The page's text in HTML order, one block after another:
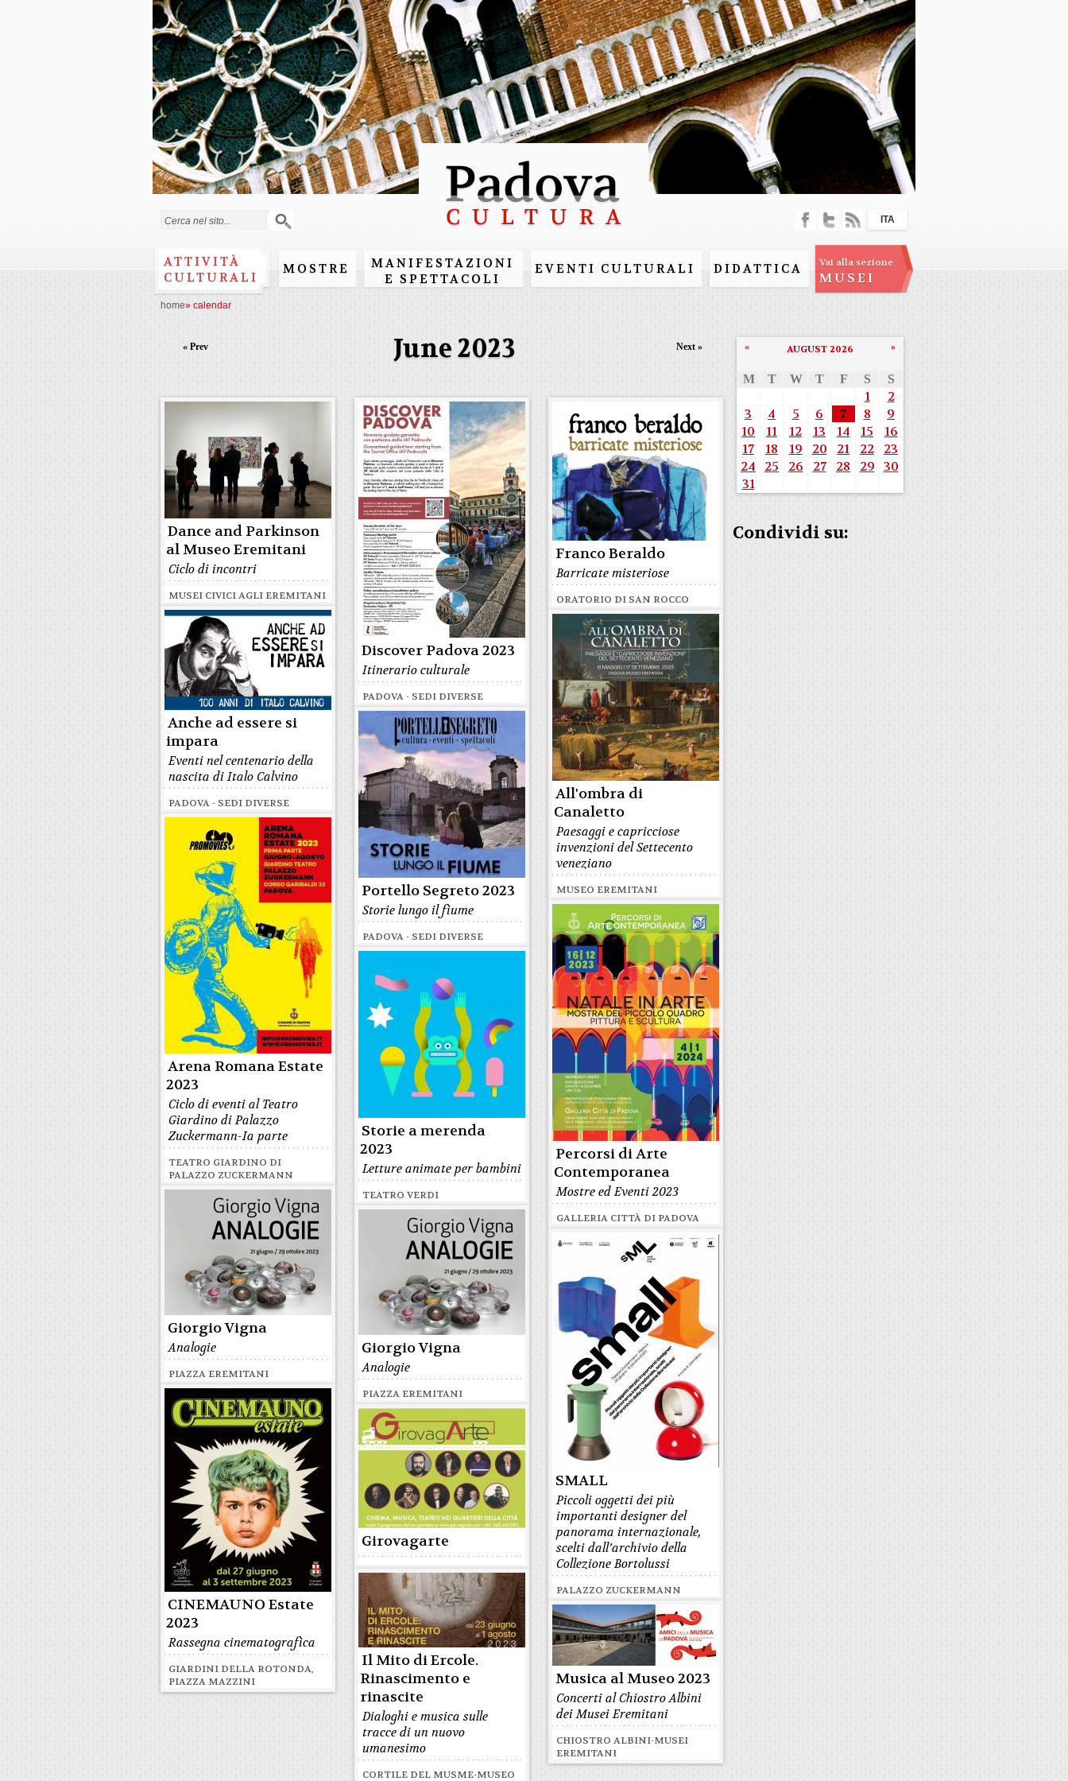
Skip to
main
content
ATTIVITÀ
CULTURALI
MOSTRE
MANIFESTAZIONI
E SPETTACOLI
EVENTI CULTURALI DIDATTICA Vai alla sezione
MUSEI
ITA
home» calendar
June 2023
« Prev Next »
Dance and Parkinson
al Museo Eremitani
Ciclo di incontri
MUSEI CIVICI AGLI EREMITANI
Discover Padova 2023
Itinerario culturale
PADOVA - SEDI DIVERSE
Franco Beraldo
Barricate misteriose
ORATORIO DI SAN ROCCO
Anche ad essere si
impara
Eventi nel centenario della
nascita di Italo Calvino
PADOVA - SEDI DIVERSE
All'ombra di
Canaletto
Paesaggi e capricciose
invenzioni del Settecento
veneziano
MUSEO EREMITANI
Portello Segreto 2023
Storie lungo il fiume
PADOVA - SEDI DIVERSE
Arena Romana Estate
2023
Ciclo di eventi al Teatro
Giardino di Palazzo
Zuckermann-Ia parte
TEATRO GIARDINO DI
PALAZZO ZUCKERMANN
Percorsi di Arte
Contemporanea
Mostre ed Eventi 2023
GALLERIA CITTÀ DI PADOVA
Storie a merenda
2023
Letture animate per bambini
TEATRO VERDI
Giorgio Vigna
Analogie
PIAZZA EREMITANI
Giorgio Vigna
Analogie
PIAZZA EREMITANI
SMALL
Piccoli oggetti dei più
importanti designer del
panorama internazionale,
scelti dall’archivio della
Collezione Bortolussi
PALAZZO ZUCKERMANN
CINEMAUNO Estate
2023
Rassegna cinematografica
GIARDINI DELLA ROTONDA,
PIAZZA MAZZINI
Girovagarte
Il Mito di Ercole.
Rinascimento e
rinascite
Dialoghi e musica sulle
tracce di un nuovo
umanesimo
CORTILE DEL MUSME-MUSEO
Musica al Museo 2023
Concerti al Chiostro Albini
dei Musei Eremitani
CHIOSTRO ALBINI-MUSEI
EREMITANI
AUGUST 2026
« »
M T W T F S S
1
2
3
4 5 6 7 8
9
10
11 12 13 14 15
16
17
18 19 20 21 22
23
24
25 26 27 28 29 30
31
Condividi su: